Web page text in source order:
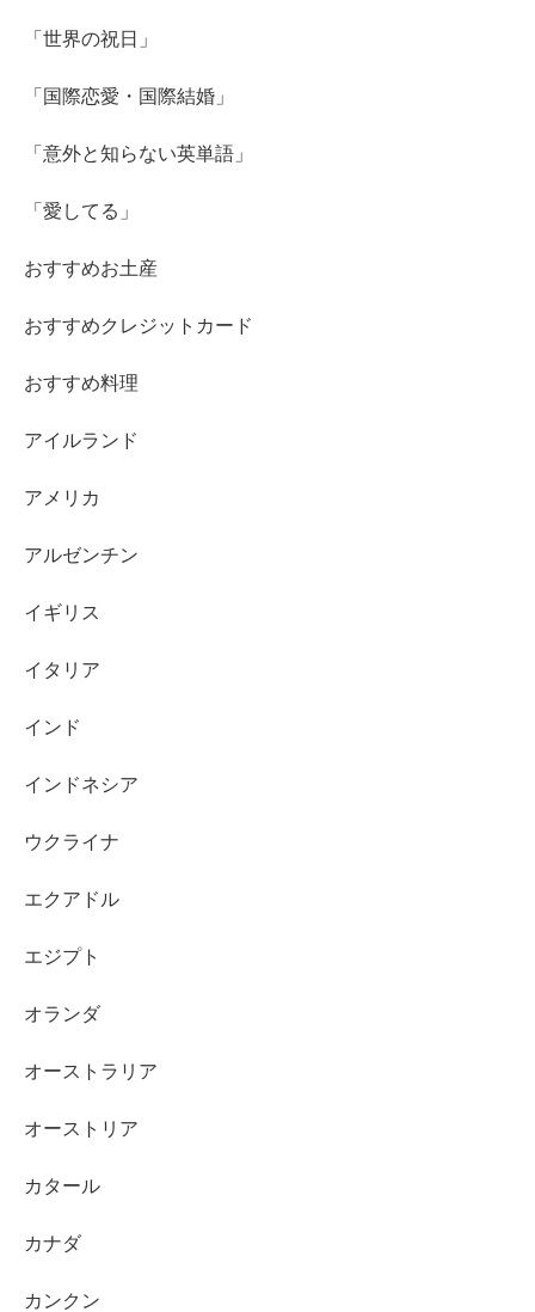
「世界の祝日」
「国際恋愛・国際結婚」
「意外と知らない英単語」
「愛してる」
おすすめお土産
おすすめクレジットカード
おすすめ料理
アイルランド
アメリカ
アルゼンチン
イギリス
イタリア
インド
インドネシア
ウクライナ
エクアドル
エジプト
オランダ
オーストラリア
オーストリア
カタール
カナダ
カンクン